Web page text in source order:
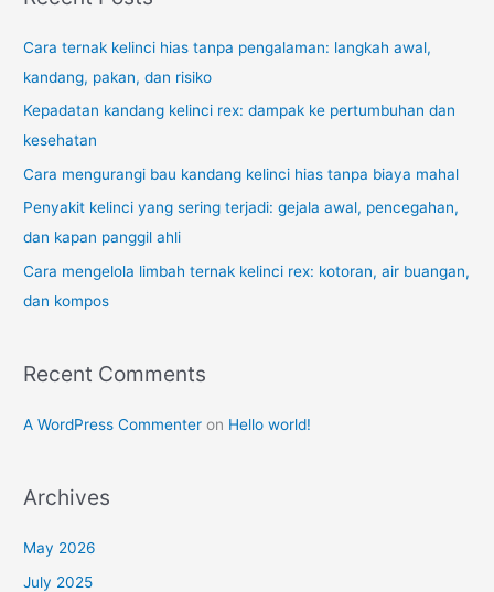
h
f
o
r
:
Cara ternak kelinci hias tanpa pengalaman: langkah awal,
kandang, pakan, dan risiko
Kepadatan kandang kelinci rex: dampak ke pertumbuhan dan
kesehatan
Cara mengurangi bau kandang kelinci hias tanpa biaya mahal
Penyakit kelinci yang sering terjadi: gejala awal, pencegahan,
dan kapan panggil ahli
Cara mengelola limbah ternak kelinci rex: kotoran, air buangan,
dan kompos
Recent Comments
A WordPress Commenter on Hello world!
Archives
May 2026
July 2025